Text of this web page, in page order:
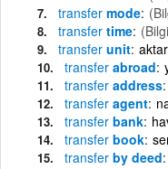
transfer mode
transfer time
transfer unit
transfer abroad
transfer address
transfer agent
transfer bank
transfer book
transfer by deed